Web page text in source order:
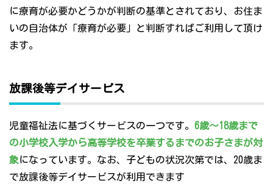
に療育が必要かどうかが判断の基準とされており、お住ま
いの自治体が「療育が必要」と判断すればご利用して頂け
ます。
放課後等デイサービス
児童福祉法に基づくサービスの一つです。 6歳～18歳まで
の小学校入学から高等学校を卒業するまでのお子さまが対
象になっています。なお、子どもの状況次第では、20歳ま
で放課後等デイサービスが利用できます